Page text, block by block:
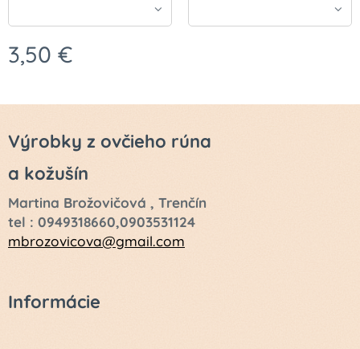
3,50 €
Výrobky z ovčieho rúna
a kožušín
Martina Brožovičová , Trenčín
tel : 0949318660,0903531124
mbrozovicova@gmail.com
Informácie